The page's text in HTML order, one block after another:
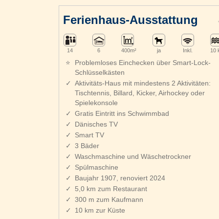
Ferienhaus-Ausstattung
14 6 400m² ja Inkl. 10
Problemloses Einchecken über Smart-Lock-
Schlüsselkästen
Aktivitäts-Haus mit mindestens 2 Aktivitäten:
Tischtennis, Billard, Kicker, Airhockey oder
Spielekonsole
Gratis Eintritt ins Schwimmbad
Dänisches TV
Smart TV
3 Bäder
Waschmaschine und Wäschetrockner
Spülmaschine
Baujahr 1907, renoviert 2024
5,0 km zum Restaurant
300 m zum Kaufmann
10 km zur Küste